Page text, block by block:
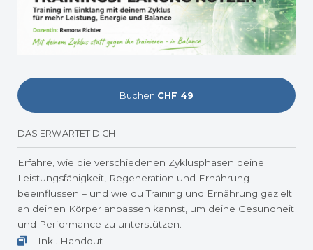
Buchen CHF 49
DAS ERWARTET DICH
Erfahre, wie die verschiedenen Zyklusphasen deine
Leistungsfähigkeit, Regeneration und Ernährung
beeinflussen – und wie du Training und Ernährung gezielt
an deinen Körper anpassen kannst, um deine Gesundheit
und Performance zu unterstützen.
Inkl. Handout